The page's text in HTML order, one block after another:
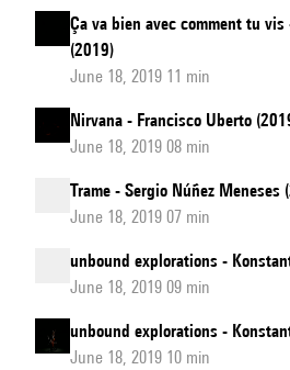
Ça va bien avec comment tu
(2019)
June 18, 2019 11 min
Nirvana - Francisco Uberto
June 18, 2019 08 min
Trame - Sergio Núñez Meneses
June 18, 2019 07 min
unbound explorations -
June 18, 2019 09 min
unbound explorations -
June 18, 2019 10 min